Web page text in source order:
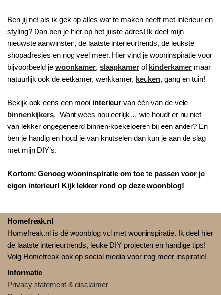
Ben jij net als ik gek op alles wat te maken heeft met interieur en
styling? Dan ben je hier op het juiste adres! Ik deel mijn
nieuwste aanwinsten, de laatste interieurtrends, de leukste
shopadresjes en nog veel meer. Hier vind je wooninspiratie voor
bijvoorbeeld je woonkamer, slaapkamer of kinderkamer maar
natuurlijk ook de eetkamer, werkkamer, keuken, gang en tuin!
Bekijk ook eens een mooi interieur van één van de vele
binnenkijkers. Want wees nou eerlijk… wie houdt er nu niet
van lekker ongegeneerd binnen-koekeloeren bij een ander? En
ben je handig en houd je van knutselen dan kun je aan de slag
met mijn DIY’s.
Kortom: Genoeg wooninspiratie om toe te passen voor je
eigen interieur! Kijk lekker rond op deze woonblog!
Homefreak.nl
Homefreak.nl is dé woonblog vol met wooninspiratie. Ik deel hier
de laatste interieurtrends, leuke DIY projecten en handige tips!
Volg Homefreak ook op social media voor nog meer inspiratie!
Informatie
Privacy statement & disclaimer